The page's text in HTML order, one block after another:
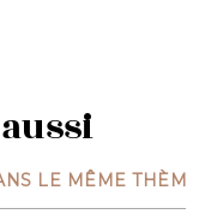
LE MÊME THÈME